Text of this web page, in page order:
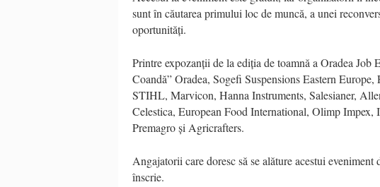
sunt în căutarea primului loc de muncă, a unei
oportunități.
Printre expozanții de la ediția de toamnă a Oradea Job
Coandă” Oradea, Sogefi Suspensions Eastern
STIHL, Marvicon, Hanna Instruments, Salesianer,
Celestica, European Food International, Olimp Impex,
Premagro și Agricrafters.
Angajatorii care doresc să se alăture acestui
înscrie.